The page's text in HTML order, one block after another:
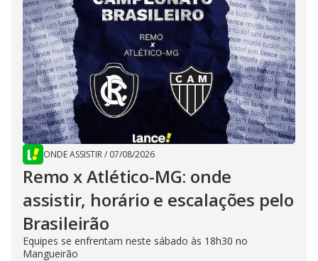
ONDE ASSISTIR/ 07/08/2026
Remo x Atlético-MG: onde
assistir, horário e escalações pelo
Brasileirão
Equipes se enfrentam neste sábado às 18h30 no
Mangueirão